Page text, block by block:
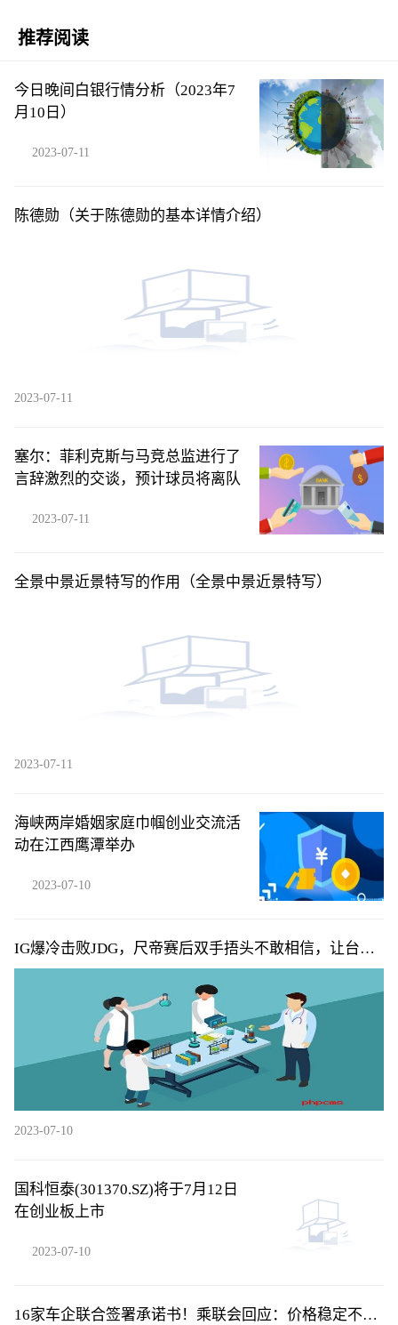
推荐阅读
今日晚间白银行情分析（2023年7
月10日）
2023-07-11
陈德勋（关于陈德勋的基本详情介绍）
2023-07-11
塞尔：菲利克斯与马竞总监进行了
言辞激烈的交谈，预计球员将离队
2023-07-11
全景中景近景特写的作用（全景中景近景特写）
2023-07-11
海峡两岸婚姻家庭巾帼创业交流活
动在江西鹰潭举办
2023-07-10
IG爆冷击败JDG，尺帝赛后双手捂头不敢相信，让台下
父母失望了
2023-07-10
国科恒泰(301370.SZ)将于7月12日
在创业板上市
2023-07-10
16家车企联合签署承诺书！乘联会回应：价格稳定不是